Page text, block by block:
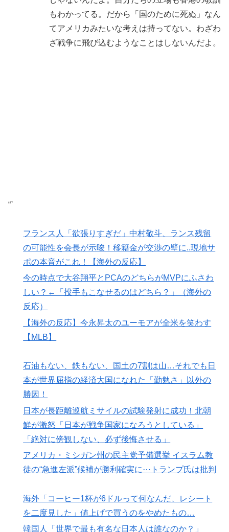
もわかってる。だから「国のために死ぬ」なん
てアメリカみたいな考えは持ってない。わざわ
ざ戦争に飛び込むようなことはしないんだよ。
“`
フランス人「欲張りすぎだ」中村敬斗、ランス残留
の可能性を会長が示唆！移籍金が交渉の壁に..現地サ
ポの本音がこれ！【海外の反応】
今の時点で大谷翔平とPCAのどちらがMVPにふさわ
しい？←「投手もこなせるのはどちら？」（海外の
反応）
【海外の反応】今永昇太のユーモアが全米を笑わす
【MLB】
石油もない、鉄もない、国土の7割は山…それでも日
本が世界屈指の経済大国になれた「勤勉さ」以外の
勝因！
日本が長距離巡航ミサイルの試験発射に成功！北朝
鮮が激怒「日本が戦争国家になろうとしている」
「絶対に傍観しない、必ず後悔させる」
アメリカ・ミシガン州の民主党予備選挙 イスラム教
徒の“急進左派”候補が勝利確実に⋯トランプ氏は批判
海外「コーヒー1杯が6ドルって何なんだ、レシート
を二度見した」値上げで買うのをやめたもの…
韓国人「世界で最も有名な日本人は誰なのか？」